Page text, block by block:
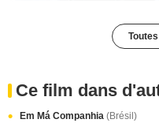
Ce film dans
Em Má Companhia (Brésil)